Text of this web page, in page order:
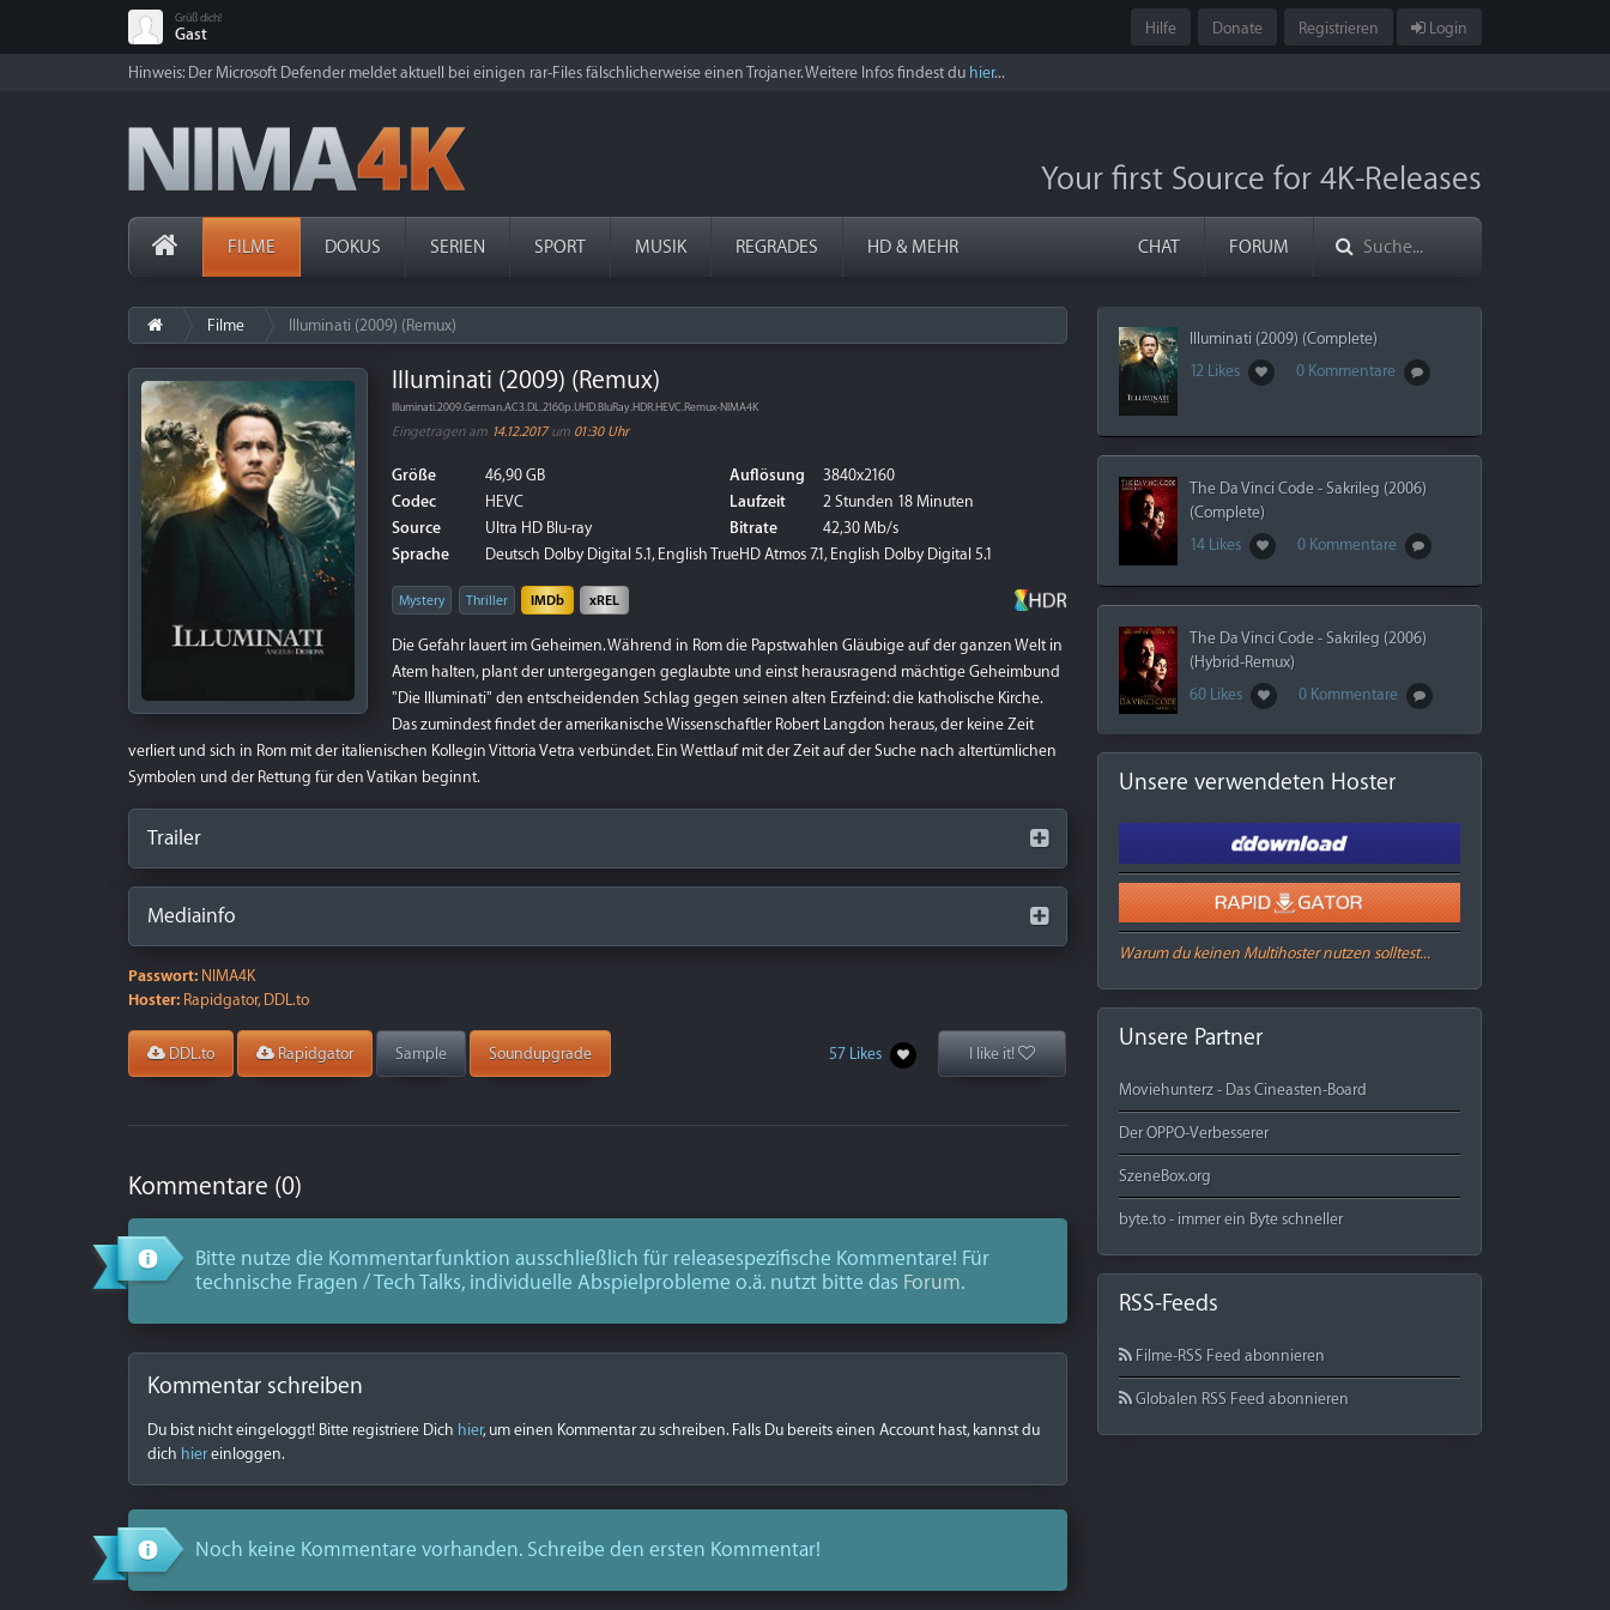
Grüß dich!
Gast Hilfe Donate Registrieren Login
Hinweis: Der Microsoft Defender meldet aktuell bei einigen rar-Files fälschlicherweise einen Trojaner. Weitere Infos findest du hier...
Your first Source for 4K-Releases
FILME DOKUS SERIEN SPORT MUSIK REGRADES HD & MEHR CHAT FORUM
Filme Illuminati (2009) (Remux)
Illuminati (2009) (Remux)
Illuminati.2009.German.AC3.DL.2160p.UHD.BluRay.HDR.HEVC.Remux-NIMA4K
Eingetragen am 14.12.2017um 01:30 Uhr
Größe
46,90 GB
Codec
HEVC
Source
Ultra HD Blu-ray
Sprache
Deutsch Dolby Digital 5.1, English TrueHD Atmos 7.1, English Dolby Digital 5.1
Auflösung
3840x2160
Laufzeit
2 Stunden 18 Minuten
Bitrate
42,30 Mb/s
Mystery Thriller IMDb xREL
Die Gefahr lauert im Geheimen. Während in Rom die Papstwahlen Gläubige auf der ganzen Welt in
Atem halten, plant der untergegangen geglaubte und einst herausragend mächtige Geheimbund
"Die Illuminati" den entscheidenden Schlag gegen seinen alten Erzfeind: die katholische Kirche.
Das zumindest findet der amerikanische Wissenschaftler Robert Langdon heraus, der keine Zeit
verliert und sich in Rom mit der italienischen Kollegin Vittoria Vetra verbündet. Ein Wettlauf mit der Zeit auf der Suche nach altertümlichen
Symbolen und der Rettung für den Vatikan beginnt.
Trailer
Mediainfo
Passwort: NIMA4K
Hoster: Rapidgator, DDL.to
DDL.to Rapidgator Sample Soundupgrade 57 Likes I like it!
Kommentare (0)
Bitte nutze die Kommentarfunktion ausschließlich für releasespezifische Kommentare! Für
technische Fragen / Tech Talks, individuelle Abspielprobleme o.ä. nutzt bitte das Forum.
Kommentar schreiben
Du bist nicht eingeloggt! Bitte registriere Dich hier, um einen Kommentar zu schreiben. Falls Du bereits einen Account hast, kannst du
dich hiereinloggen.
Noch keine Kommentare vorhanden. Schreibe den ersten Kommentar!
Illuminati (2009) (Complete)
12 Likes
0 Kommentare
The Da Vinci Code - Sakrileg (2006)
(Complete)
14 Likes
0 Kommentare
The Da Vinci Code - Sakrileg (2006)
(Hybrid-Remux)
60 Likes
0 Kommentare
Unsere verwendeten Hoster
Warum du keinen Multihoster nutzen solltest...
Unsere Partner
Moviehunterz - Das Cineasten-Board
Der OPPO-Verbesserer
SzeneBox.org
byte.to - immer ein Byte schneller
RSS-Feeds
Filme-RSS Feed abonnieren
Globalen RSS Feed abonnieren